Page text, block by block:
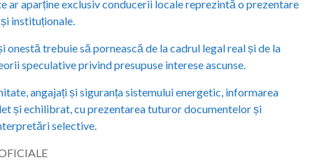
aparține exclusiv conducerii locale reprezintă o prezentare
instituționale.
onestă trebuie să pornească de la cadrul legal real și de la
speculative privind presupuse interese ascunse.
angajați și siguranța sistemului energetic, informarea
și echilibrat, cu prezentarea tuturor documentelor și
selective.